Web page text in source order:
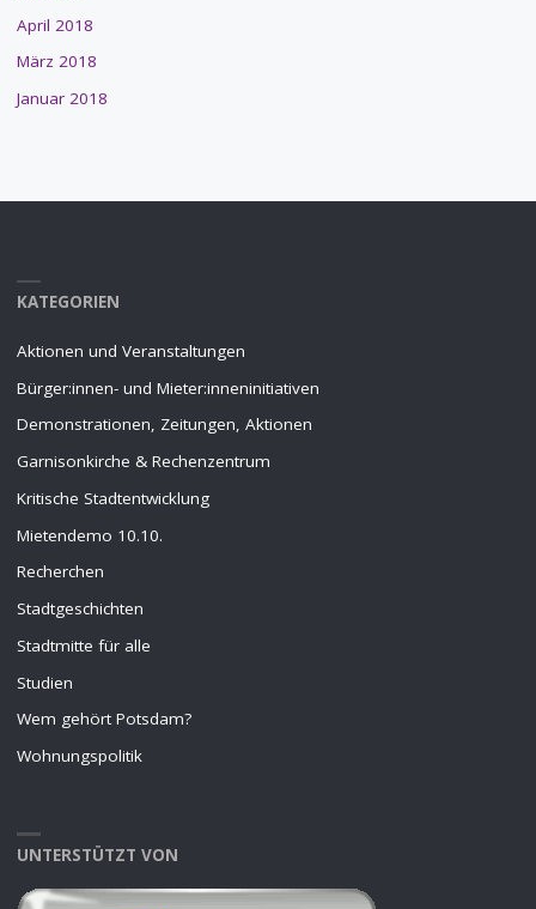
April 2018
März 2018
Januar 2018
KATEGORIEN
Aktionen und Veranstaltungen
Bürger:innen- und Mieter:inneninitiativen
Demonstrationen, Zeitungen, Aktionen
Garnisonkirche & Rechenzentrum
Kritische Stadtentwicklung
Mietendemo 10.10.
Recherchen
Stadtgeschichten
Stadtmitte für alle
Studien
Wem gehört Potsdam?
Wohnungspolitik
UNTERSTÜTZT VON